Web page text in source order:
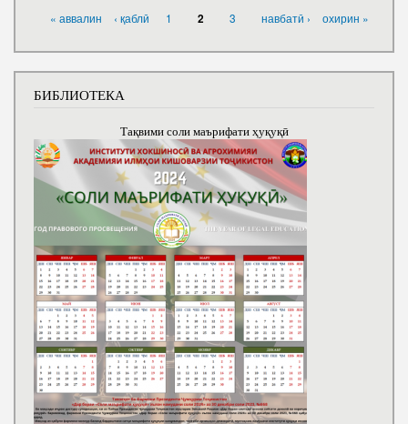
« аввалин ‹ қаблӣ 1 2 3 навбатӣ › охирин »
БИБЛИОТЕКА
Тақвими соли маърифати ҳуқуқӣ